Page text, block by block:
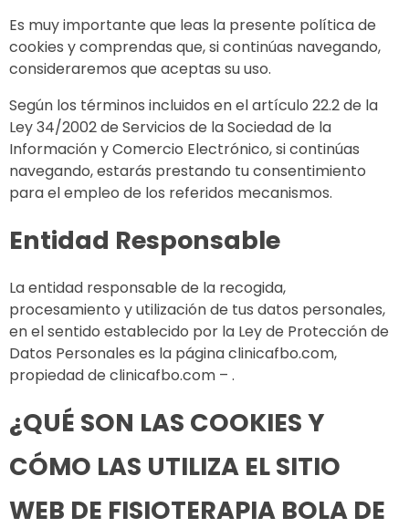
Es muy importante que leas la presente política de
cookies y comprendas que, si continúas navegando,
consideraremos que aceptas su uso.
Según los términos incluidos en el artículo 22.2 de la
Ley 34/2002 de Servicios de la Sociedad de la
Información y Comercio Electrónico, si continúas
navegando, estarás prestando tu consentimiento
para el empleo de los referidos mecanismos.
Entidad Responsable
La entidad responsable de la recogida,
procesamiento y utilización de tus datos personales,
en el sentido establecido por la Ley de Protección de
Datos Personales es la página clinicafbo.com,
propiedad de clinicafbo.com – .
¿QUÉ SON LAS COOKIES Y
CÓMO LAS UTILIZA EL SITIO
WEB DE FISIOTERAPIA BOLA DE